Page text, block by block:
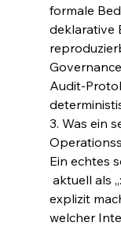
formale
deklarative
Audit-
3. Was ein
Ein echtes
aktuell als
explizit
welcher